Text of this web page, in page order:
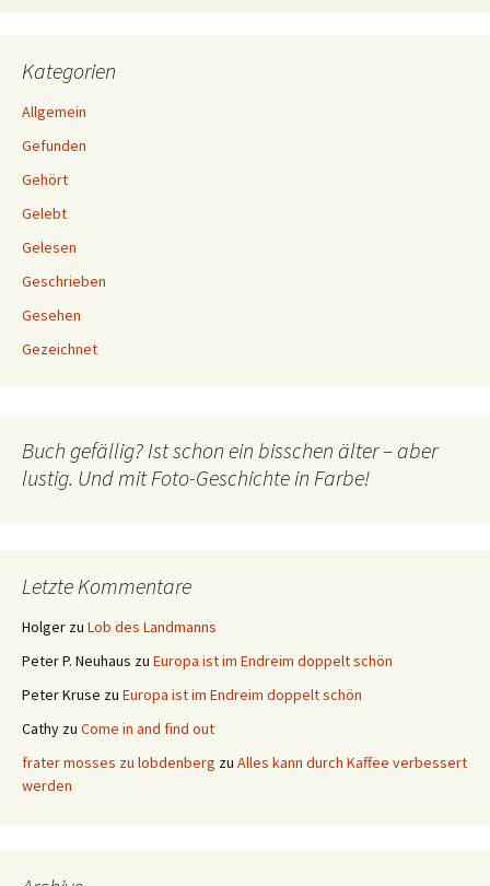
Kategorien
Allgemein
Gefunden
Gehört
Gelebt
Gelesen
Geschrieben
Gesehen
Gezeichnet
Buch gefällig? Ist schon ein bisschen älter – aber
lustig. Und mit Foto-Geschichte in Farbe!
Letzte Kommentare
Holger zu Lob des Landmanns
Peter P. Neuhaus zu Europa ist im Endreim doppelt schön
Peter Kruse zu Europa ist im Endreim doppelt schön
Cathy zu Come in and find out
frater mosses zu lobdenberg zu Alles kann durch Kaffee verbessert
werden